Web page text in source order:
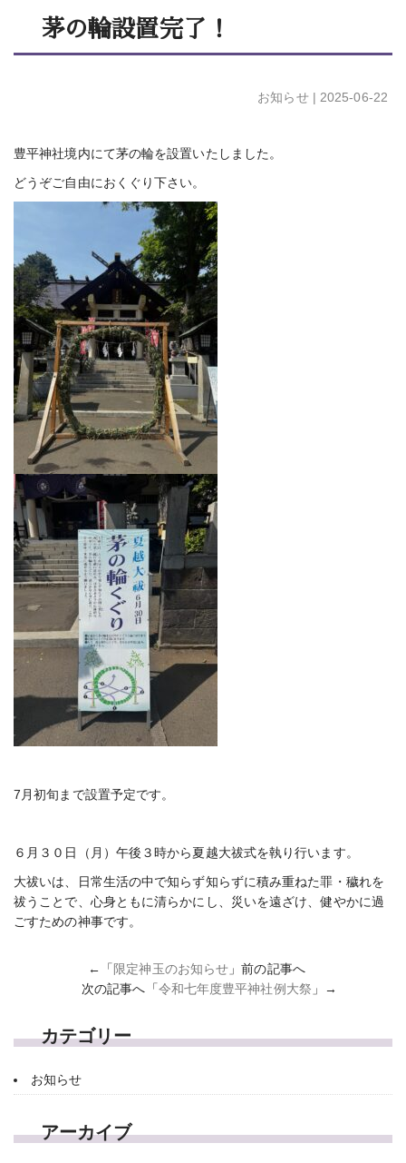
茅の輪設置完了！
お知らせ| 2025-06-22
豊平神社境内にて茅の輪を設置いたしました。
どうぞご自由におくぐり下さい。
7月初旬まで設置予定です。
６月３０日（月）午後３時から夏越大祓式を執り行います。
大祓いは、日常生活の中で知らず知らずに積み重ねた罪・穢れを
祓うことで、心身ともに清らかにし、災いを遠ざけ、健やかに過
ごすための神事です。
←「 限定神玉のお知らせ 」前の記事へ
次の記事へ「令和七年度豊平神社例大祭 」→
カテゴリー
お知らせ
アーカイブ